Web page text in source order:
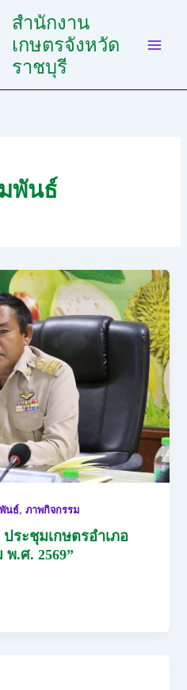
สำนักงาน
เกษตรจังหวัด
ราชบุรี
พันธ์
นธ์,ภาพกิจกรรม
ระชุมเกษตรอำเภอ
.ศ. 2569”